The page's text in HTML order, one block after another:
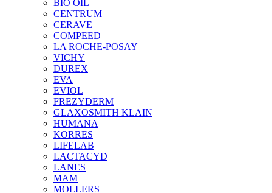
BIO OIL
CENTRUM
CERAVE
COMPEED
LA ROCHE-POSAY
VICHY
DUREX
EVA
EVIOL
FREZYDERM
GLAXOSMITH KLAIN
HUMANA
KORRES
LIFELAB
LACTACYD
LANES
MAM
MOLLERS